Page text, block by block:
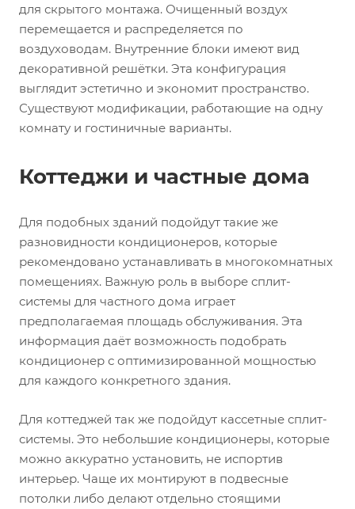
для скрытого монтажа. Очищенный воздух
перемещается и распределяется по
воздуховодам. Внутренние блоки имеют вид
декоративной решётки. Эта конфигурация
выглядит эстетично и экономит пространство.
Существуют модификации, работающие на одну
комнату и гостиничные варианты.
Коттеджи и частные дома
Для подобных зданий подойдут такие же
разновидности кондиционеров, которые
рекомендовано устанавливать в многокомнатных
помещениях. Важную роль в выборе сплит-
системы для частного дома играет
предполагаемая площадь обслуживания. Эта
информация даёт возможность подобрать
кондиционер с оптимизированной мощностью
для каждого конкретного здания.
Для коттеджей так же подойдут кассетные сплит-
системы. Это небольшие кондиционеры, которые
можно аккуратно установить, не испортив
интерьер. Чаще их монтируют в подвесные
потолки либо делают отдельно стоящими